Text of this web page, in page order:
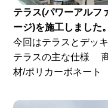
テラス(パワーアルフ
ージ)を施工しました。
今回はテラスとデッ
テラスの主な仕様
材/ポリカーボネー